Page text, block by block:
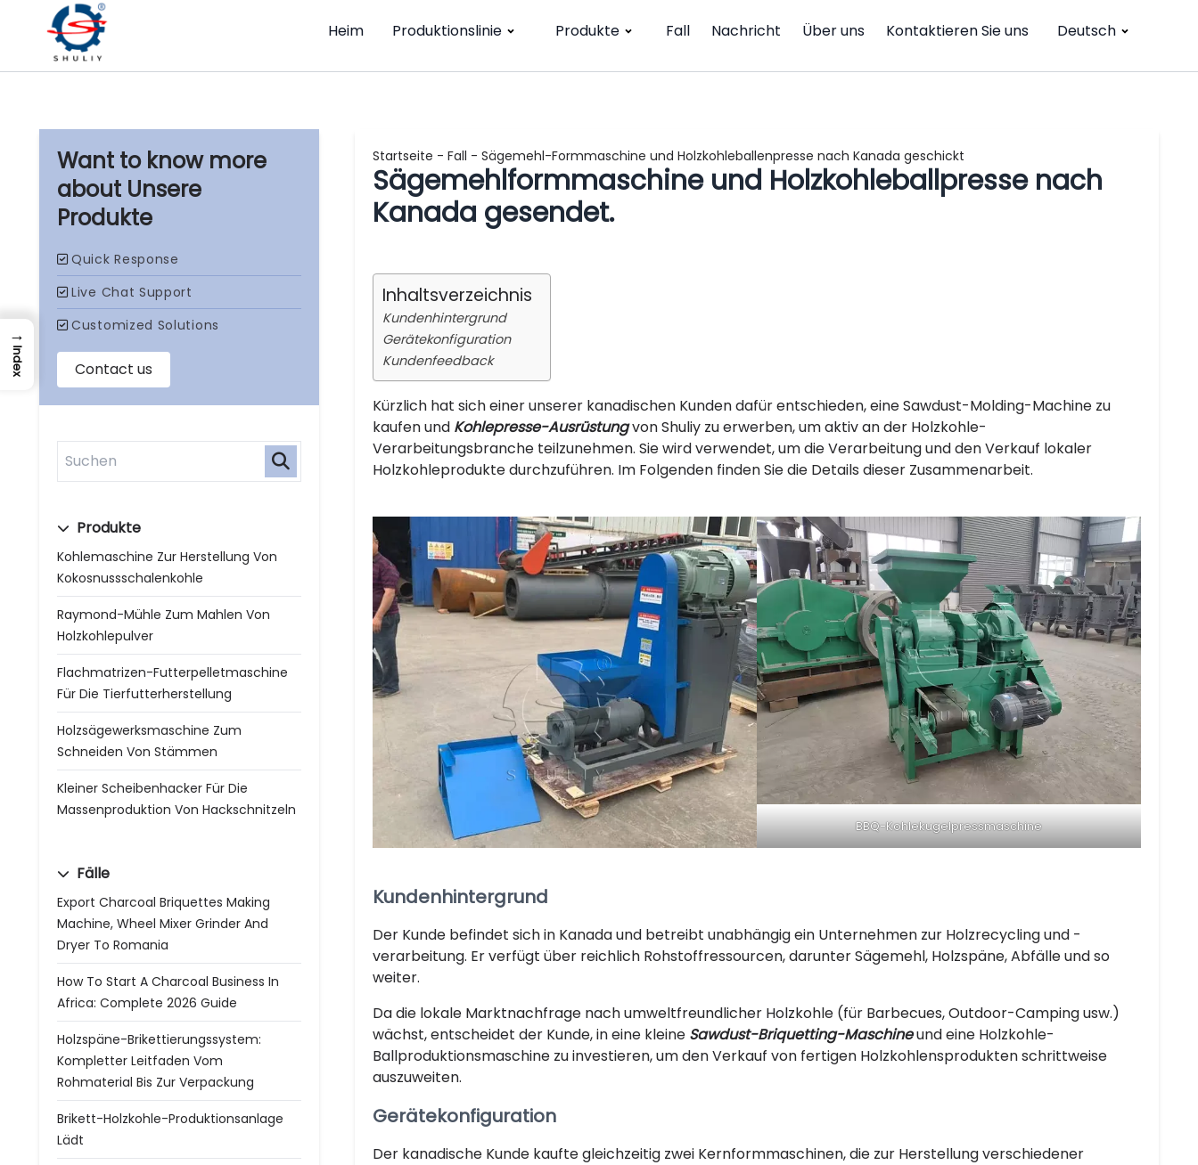
Heim Produktionslinie Produkte Fall Nachricht Über uns Kontaktieren Sie uns Deutsch
Unsere
Produkte
Produkte
Kohlemaschine Zur Herstellung Von
Kokosnussschalenkohle
Raymond-Mühle Zum Mahlen Von
Holzkohlepulver
Flachmatrizen-Futterpelletmaschine
Für Die Tierfutterherstellung
Holzsägewerksmaschine Zum
Schneiden Von Stämmen
Kleiner Scheibenhacker Für Die
Massenproduktion Von Hackschnitzeln
Fälle
Export Charcoal Briquettes Making
Machine, Wheel Mixer Grinder And
Dryer To Romania
How To Start A Charcoal Business In
Africa: Complete 2026 Guide
Holzspäne-Brikettierungssystem:
Kompletter Leitfaden Vom
Rohmaterial Bis Zur Verpackung
Brikett-Holzkohle-Produktionsanlage
Lädt
Startseite - Fall - Sägemehl-Formmaschine und Holzkohleballenpresse nach Kanada geschickt
Sägemehlformmaschine und Holzkohleballpresse nach
Kanada gesendet.
Inhaltsverzeichnis
Kundenhintergrund
Gerätekonfiguration
Kundenfeedback
Kürzlich hat sich einer unserer kanadischen Kunden dafür entschieden, eine Sawdust-Molding-Machine zu
kaufen und Kohlepresse-Ausrüstungvon Shuliy zu erwerben, um aktiv an der Holzkohle-
Verarbeitungsbranche teilzunehmen. Sie wird verwendet, um die Verarbeitung und den Verkauf lokaler
Holzkohleprodukte durchzuführen. Im Folgenden finden Sie die Details dieser Zusammenarbeit.
BBQ-Kohlekugelpressmaschine
Kundenhintergrund
Der Kunde befindet sich in Kanada und betreibt unabhängig ein Unternehmen zur Holzrecycling und -
verarbeitung. Er verfügt über reichlich Rohstoffressourcen, darunter Sägemehl, Holzspäne, Abfälle und so
weiter.
Da die lokale Marktnachfrage nach umweltfreundlicher Holzkohle (für Barbecues, Outdoor-Camping usw.)
wächst, entscheidet der Kunde, in eine kleine Sawdust-Briquetting-Maschineund eine Holzkohle-
Ballproduktionsmaschine zu investieren, um den Verkauf von fertigen Holzkohlensprodukten schrittweise
auszuweiten.
Gerätekonfiguration
Der kanadische Kunde kaufte gleichzeitig zwei Kernformmaschinen, die zur Herstellung verschiedener
→
Index